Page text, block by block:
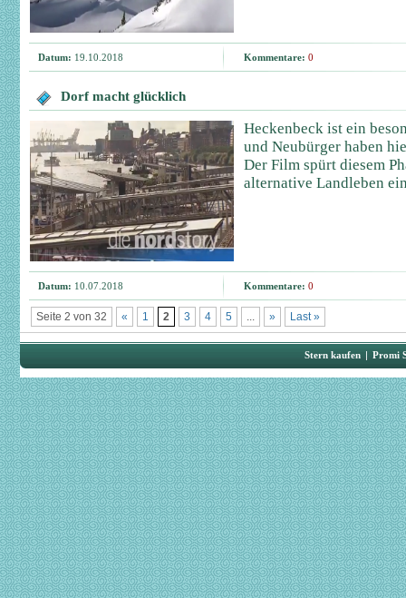
Datum: 19.10.2018 Kommentare: 0
Dorf macht glücklich
Heckenbeck ist ein
und Neubürger haben
Der Film spürt diesem
alternative Landleben
Datum: 10.07.2018 Kommentare: 0
Seite 2 von 32 « 1 2 3 4 5 ... » Last »
Stern kaufen | Promi